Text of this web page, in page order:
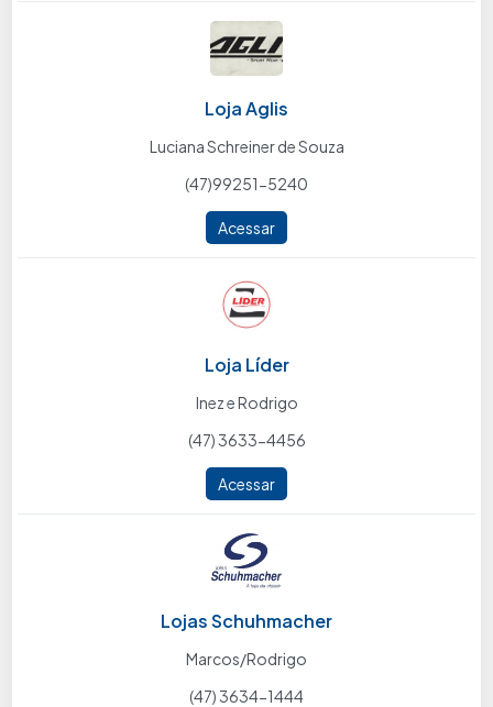
Loja Aglis
Luciana Schreiner de Souza
(47)99251-5240
Acessar
Loja Líder
Inez e Rodrigo
(47) 3633-4456
Acessar
Lojas Schuhmacher
Marcos/Rodrigo
(47) 3634-1444